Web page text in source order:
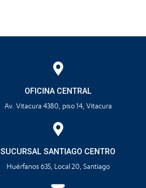
OFICINA CENTRAL
Av. Vitacura 4380, piso 14, Vitacura
SUCURSAL SANTIAGO CENTRO
Huérfanos 635, Local 20, Santiago